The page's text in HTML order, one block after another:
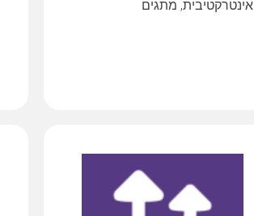
אינטרקטיבית, מתגים